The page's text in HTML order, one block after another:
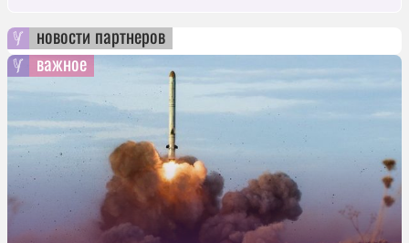
новости партнеров
важное